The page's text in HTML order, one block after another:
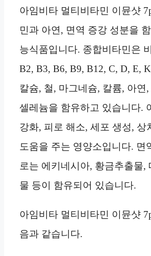
아임비타 멀티비타민 이뮨샷
민과 아연, 면역 증강 성분을
능식품입니다. 종합비타민은
B2, B3, B6, B9, B12, C, D, E,
칼슘, 철, 마그네슘, 칼륨, 아연
셀레늄을 함유하고 있습니다.
강화, 피로 해소, 세포 생성, 상
도움을 주는 영양소입니다. 면
로는 에키네시아, 황금추출물,
물 등이 함유되어 있습니다.
아임비타 멀티비타민 이뮨샷
음과 같습니다.